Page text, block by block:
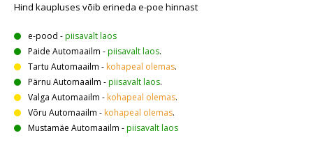
Hind kaupluses võib erineda e-poe hinnast
e-pood -piisavalt laos
Paide Automaailm -piisavalt laos.
Tartu Automaailm - kohapeal olemas.
Pärnu Automaailm -piisavalt laos.
Valga Automaailm - kohapeal olemas.
Võru Automaailm - kohapeal olemas.
Mustamäe Automaailm -piisavalt laos